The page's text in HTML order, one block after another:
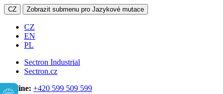
CZ Zobrazit submenu pro Jazykové mutace
CZ
EN
PL
Sectron Industrial
Sectron.cz
Hotline: +420 599 509 599